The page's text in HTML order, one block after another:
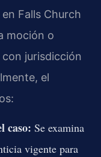
Falls Church
moción o
jurisdicción
el
caso: Se examina
vigente para